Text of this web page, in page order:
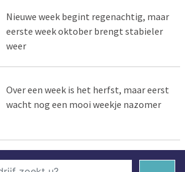
Nieuwe week begint regenachtig, maar
eerste week oktober brengt stabieler
weer
Over een week is het herfst, maar eerst
wacht nog een mooi weekje nazomer